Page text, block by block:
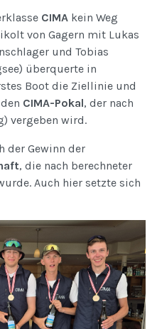
CIMA kein Weg
von Gagern mit Lukas
und Tobias
überquerte in
Boot die Ziellinie und
CIMA-Pokal, der nach
vergeben wird.
der Gewinn der
, die nach berechneter
Auch hier setzte sich